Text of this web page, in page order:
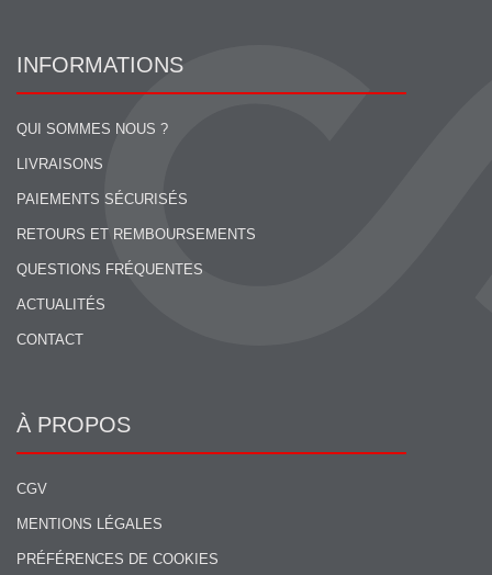
INFORMATIONS
QUI SOMMES NOUS ?
LIVRAISONS
PAIEMENTS SÉCURISÉS
RETOURS ET REMBOURSEMENTS
QUESTIONS FRÉQUENTES
ACTUALITÉS
CONTACT
À PROPOS
CGV
MENTIONS LÉGALES
PRÉFÉRENCES DE COOKIES